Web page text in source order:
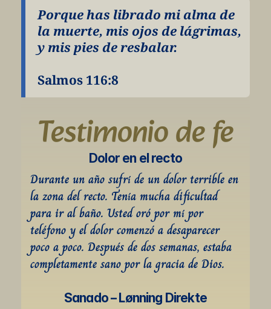
Porque has librado mi alma de
la muerte, mis ojos de lágrimas,
y mis pies de resbalar.
Salmos 116:8
Testimonio de fe
Dolor en el recto
Durante un año sufrí de un dolor terrible en
la zona del recto. Tenía mucha dificultad
para ir al baño. Usted oró por mí por
teléfono y el dolor comenzó a desaparecer
poco a poco. Después de dos semanas, estaba
completamente sano por la gracia de Dios.
Sanado – Lønning Direkte